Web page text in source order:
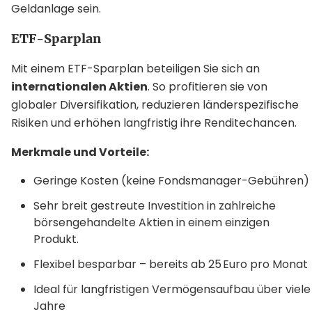
Geldanlage sein.
ETF-Sparplan
Mit einem ETF-Sparplan beteiligen Sie sich an
internationalen Aktien. So profitieren sie von
globaler Diversifikation, reduzieren länderspezifische
Risiken und erhöhen langfristig ihre Renditechancen.
Merkmale und Vorteile:
Geringe Kosten (keine Fondsmanager-Gebühren)
Sehr breit gestreute Investition in zahlreiche
börsengehandelte Aktien in einem einzigen
Produkt.
Flexibel besparbar – bereits ab 25 Euro pro Monat
Ideal für langfristigen Vermögensaufbau über viele
Jahre